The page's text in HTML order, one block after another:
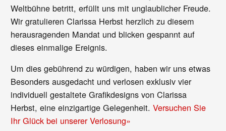
Weltbühne betritt, erfüllt uns mit unglaublicher Freude.
Wir gratulieren Clarissa Herbst herzlich zu diesem
herausragenden Mandat und blicken gespannt auf
dieses einmalige Ereignis.
Um dies gebührend zu würdigen, haben wir uns etwas
Besonders ausgedacht und verlosen exklusiv vier
individuell gestaltete Grafikdesigns von Clarissa
Herbst, eine einzigartige Gelegenheit.Versuchen Sie
Ihr Glück bei unserer Verlosung»